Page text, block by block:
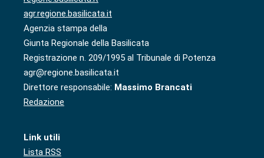
agr.regione.basilicata.it
Agenzia stampa della
Giunta Regionale della Basilicata
Registrazione n. 209/1995 al Tribunale di Potenza
agr@regione.basilicata.it
Direttore responsabile: Massimo Brancati
Redazione
Link utili
Lista RSS